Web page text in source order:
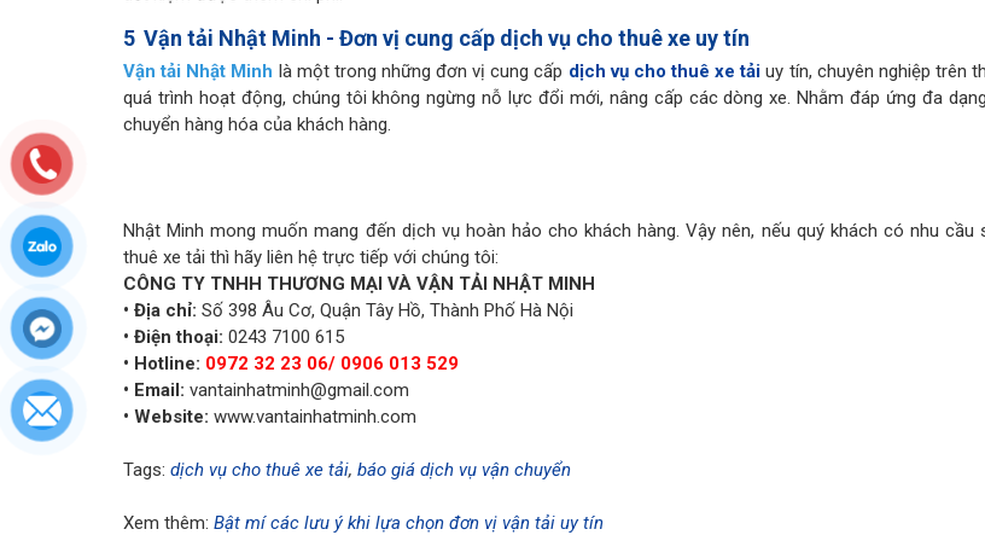
5 Vận tải Nhật Minh - Đơn vị cung cấp dịch vụ cho thuê xe uy tín
Vận tải Nhật Minh là một trong những đơn vị cung cấp dịch vụ cho thuê xe tải uy tín, chuyên nghiệp trên
quá trình hoạt động, chúng tôi không ngừng nỗ lực đổi mới, nâng cấp các dòng xe. Nhằm đáp ứng đa
chuyển hàng hóa của khách hàng.
Nhật Minh mong muốn mang đến dịch vụ hoàn hảo cho khách hàng. Vậy nên, nếu quý khách có nhu cầu
thuê xe tải thì hãy liên hệ trực tiếp với chúng tôi:
CÔNG TY TNHH THƯƠNG MẠI VÀ VẬN TẢI NHẬT MINH
• Địa chỉ: Số 398 Âu Cơ, Quận Tây Hồ, Thành Phố Hà Nội
• Điện thoại: 0243 7100 615
• Hotline: 0972 32 23 06/ 0906 013 529
• Email: vantainhatminh@gmail.com
• Website: www.vantainhatminh.com
Tags: dịch vụ cho thuê xe tải, báo giá dịch vụ vận chuyển
Xem thêm: Bật mí các lưu ý khi lựa chọn đơn vị vận tải uy tín